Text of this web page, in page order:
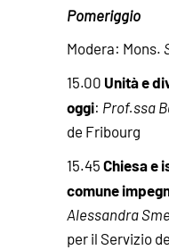
Pomeriggio
Modera: Mons.
15.00 Unità e
oggi: Prof.ssa
de Fribourg
15.45Chiesa e
comune
Alessandra
per il Servizio